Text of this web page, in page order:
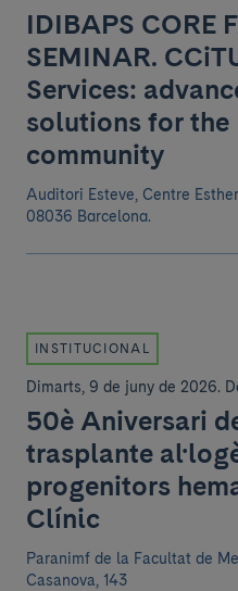
IDIBAPS CORE
SEMINAR.
Services:
solutions for the
community
Auditori Esteve, Centre
08036 Barcelona.
INSTITUCIONAL
Dimarts, 9 de juny de 2026.
50è Aniversari
trasplante
progenitors
Clínic
Paranimf de la Facultat de
Casanova, 143